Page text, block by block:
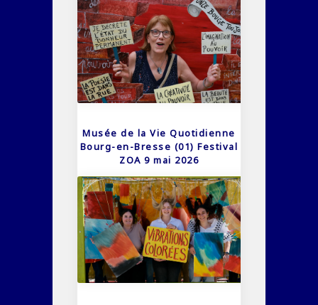
Musée de la Vie Quotidienne
Bourg-en-Bresse (01) Festival
ZOA 9 mai 2026